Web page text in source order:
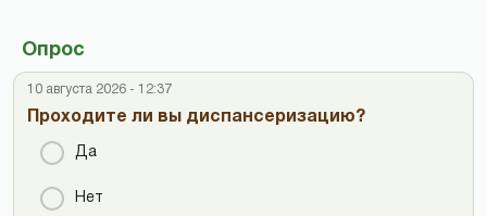
Опрос
10 августа 2026 - 12:37
Проходите ли вы диспансеризацию?
Да
Нет